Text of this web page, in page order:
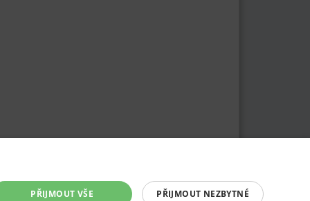
PŘIJMOUT VŠE PŘIJMOUT NEZBYTNÉ